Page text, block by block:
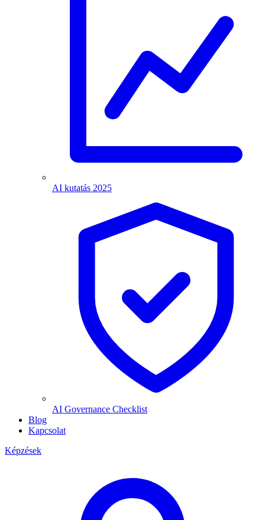
AI kutatás 2025
AI Governance Checklist
Blog
Kapcsolat
Képzések